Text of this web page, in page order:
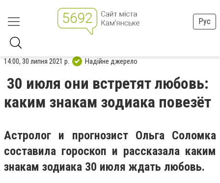
Рус
14:00, 30 липня 2021 р. Надійне джерело
30 июля они встретят любовь:
каким знакам зодиака повезёт
Астролог и прогнозист Ольга Соломка
составила гороскоп и рассказала каким
знакам зодиака 30 июля ждать любовь.